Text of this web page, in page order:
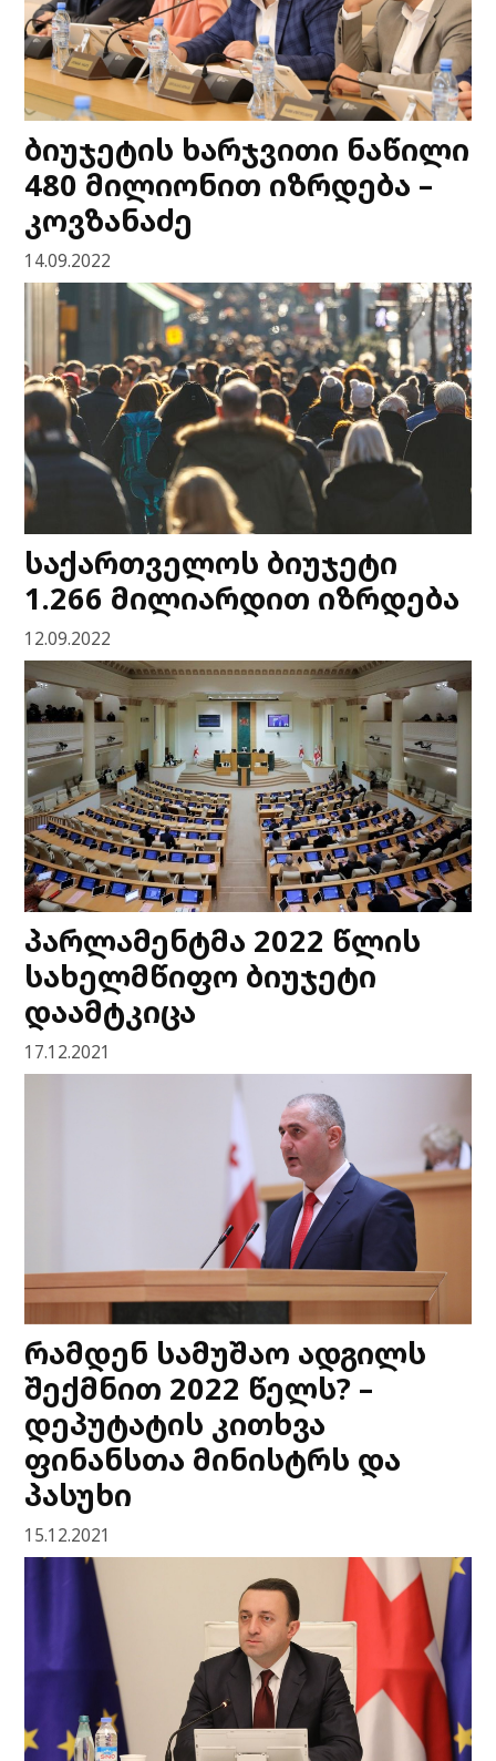
ბიუჯეტის ხარჯვითი ნაწილი
480 მილიონით იზრდება –
კოვზანაძე
14.09.2022
საქართველოს ბიუჯეტი
1.266 მილიარდით იზრდება
12.09.2022
პარლამენტმა 2022 წლის
სახელმწიფო ბიუჯეტი
დაამტკიცა
17.12.2021
რამდენ სამუშაო ადგილს
შექმნით 2022 წელს? –
დეპუტატის კითხვა
ფინანსთა მინისტრს და
პასუხი
15.12.2021